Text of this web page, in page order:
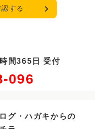
する
間365日 受付
096
グ・ハガキからの